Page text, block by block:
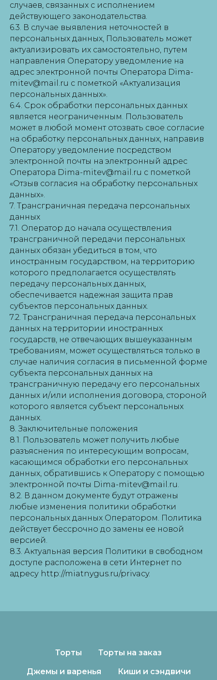
случаев, связанных с исполнением
действующего законодательства.
6.3. В случае выявления неточностей в
персональных данных, Пользователь может
актуализировать их самостоятельно, путем
направления Оператору уведомление на
адрес электронной почты Оператора Dima-
mitev@mail.ru с пометкой «Актуализация
персональных данных».
6.4. Срок обработки персональных данных
является неограниченным. Пользователь
может в любой момент отозвать свое согласие
на обработку персональных данных, направив
Оператору уведомление посредством
электронной почты на электронный адрес
Оператора Dima-mitev@mail.ru с пометкой
«Отзыв согласия на обработку персональных
данных».
7. Трансграничная передача персональных
данных
7.1. Оператор до начала осуществления
трансграничной передачи персональных
данных обязан убедиться в том, что
иностранным государством, на территорию
которого предполагается осуществлять
передачу персональных данных,
обеспечивается надежная защита прав
субъектов персональных данных.
7.2. Трансграничная передача персональных
данных на территории иностранных
государств, не отвечающих вышеуказанным
требованиям, может осуществляться только в
случае наличия согласия в письменной форме
субъекта персональных данных на
трансграничную передачу его персональных
данных и/или исполнения договора, стороной
которого является субъект персональных
данных.
8. Заключительные положения
8.1. Пользователь может получить любые
разъяснения по интересующим вопросам,
касающимся обработки его персональных
данных, обратившись к Оператору с помощью
электронной почты Dima-mitev@mail.ru.
8.2. В данном документе будут отражены
любые изменения политики обработки
персональных данных Оператором. Политика
действует бессрочно до замены ее новой
версией.
8.3. Актуальная версия Политики в свободном
доступе расположена в сети Интернет по
адресу http://miatnygus.ru/privacy.
Торты Торты на заказ
Джемы и варенья Киши и сэндвичи